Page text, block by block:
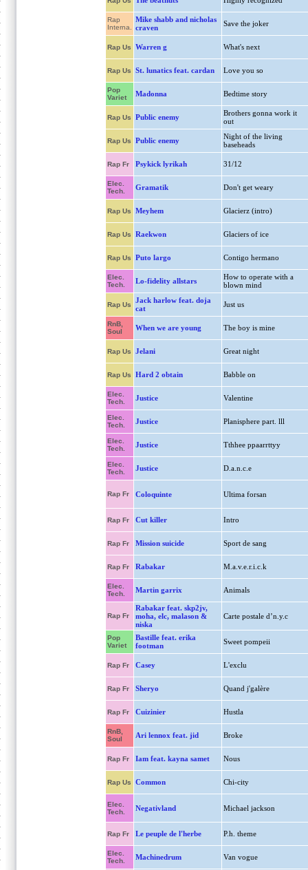
Rap
Interna.
Mike shabb and nicholas
craven
Save the joker
Rap Us Warren g What's next
Rap Us St. lunatics feat. cardan Love you so
Pop
Variet
Madonna Bedtime story
Rap Us Public enemy
Brothers gonna work it
out
Rap Us Public enemy
Night of the living
baseheads
Rap Fr Psykick lyrikah 31/12
Elec.
Tech.
Gramatik Don't get weary
Rap Us Meyhem Glacierz (intro)
Rap Us Raekwon Glaciers of ice
Rap Us Puto largo Contigo hermano
Elec.
Tech.
Lo-fidelity allstars
How to operate with a
blown mind
Rap Us
Jack harlow feat. doja
cat
Just us
RnB,
Soul
When we are young The boy is mine
Rap Us Jelani Great night
Rap Us Hard 2 obtain Babble on
Elec.
Tech.
Justice Valentine
Elec.
Tech.
Justice Planisphere part. lll
Elec.
Tech.
Justice Tthhee ppaarrttyy
Elec.
Tech.
Justice D.a.n.c.e
Rap Fr Coloquinte Ultima forsan
Rap Fr Cut killer Intro
Rap Fr Mission suicide Sport de sang
Rap Fr Rabakar M.a.v.e.r.i.c.k
Elec.
Tech.
Martin garrix Animals
Rap Fr
Rabakar feat. skp2jv,
moha, elc, malason &
niska
Carte postale d’n.y.c
Pop
Variet
Bastille feat. erika
footman
Sweet pompeii
Rap Fr Casey L'exclu
Rap Fr Sheryo Quand j'galère
Rap Fr Cuizinier Hustla
RnB,
Soul
Ari lennox feat. jid Broke
Rap Fr Iam feat. kayna samet Nous
Rap Us Common Chi-city
Elec.
Tech.
Negativland Michael jackson
Rap Fr Le peuple de l'herbe P.h. theme
Elec.
Tech.
Machinedrum Van vogue